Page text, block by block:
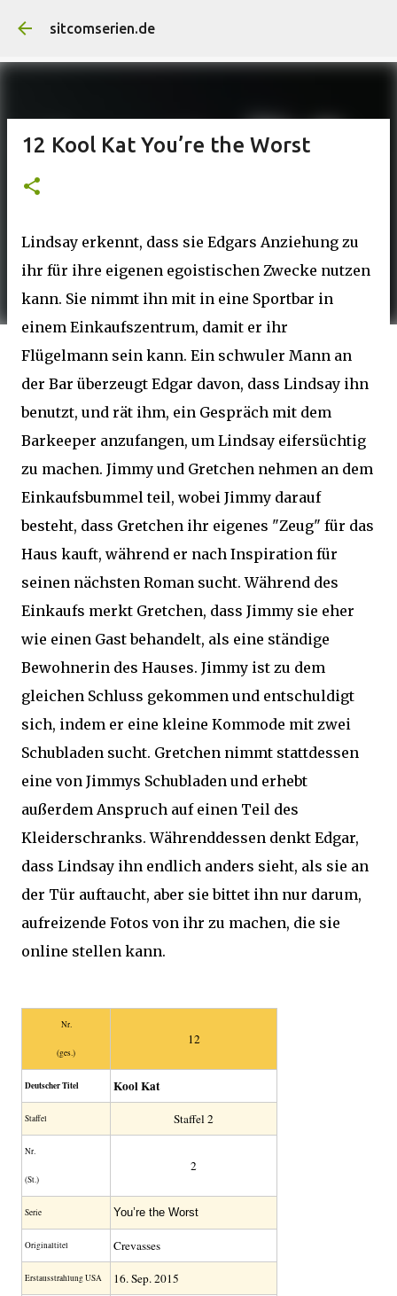
sitcomserien.de
12 Kool Kat You’re the Worst
Lindsay erkennt, dass sie Edgars Anziehung zu
ihr für ihre eigenen egoistischen Zwecke nutzen
kann. Sie nimmt ihn mit in eine Sportbar in
einem Einkaufszentrum, damit er ihr
Flügelmann sein kann. Ein schwuler Mann an
der Bar überzeugt Edgar davon, dass Lindsay ihn
benutzt, und rät ihm, ein Gespräch mit dem
Barkeeper anzufangen, um Lindsay eifersüchtig
zu machen. Jimmy und Gretchen nehmen an dem
Einkaufsbummel teil, wobei Jimmy darauf
besteht, dass Gretchen ihr eigenes "Zeug" für das
Haus kauft, während er nach Inspiration für
seinen nächsten Roman sucht. Während des
Einkaufs merkt Gretchen, dass Jimmy sie eher
wie einen Gast behandelt, als eine ständige
Bewohnerin des Hauses. Jimmy ist zu dem
gleichen Schluss gekommen und entschuldigt
sich, indem er eine kleine Kommode mit zwei
Schubladen sucht. Gretchen nimmt stattdessen
eine von Jimmys Schubladen und erhebt
außerdem Anspruch auf einen Teil des
Kleiderschranks. Währenddessen denkt Edgar,
dass Lindsay ihn endlich anders sieht, als sie an
der Tür auftaucht, aber sie bittet ihn nur darum,
aufreizende Fotos von ihr zu machen, die sie
online stellen kann.
Nr.
(ges.)
12
Deutscher Titel Kool Kat
Staffel Staffel 2
Nr.
(St.)
2
Serie You’re the Worst
Original­titel Crevasses
Erstaus­strahlung USA 16. Sep. 2015